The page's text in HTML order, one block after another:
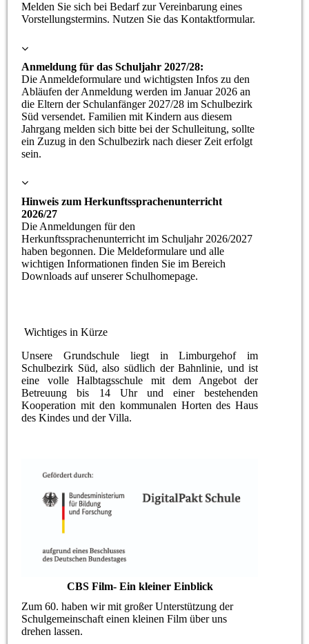
Melden Sie sich bei Bedarf zur Vereinbarung eines
Vorstellungstermins. Nutzen Sie das Kontaktformular.
Anmeldung für das Schuljahr 2027/28:
Die Anmeldeformulare und wichtigsten Infos zu den
Abläufen der Anmeldung werden im Januar 2026 an
die Eltern der Schulanfänger 2027/28 im Schulbezirk
Süd versendet. Familien mit Kindern aus diesem
Jahrgang melden sich bitte bei der Schulleitung, sollte
ein Zuzug in den Schulbezirk nach dieser Zeit erfolgt
sein.
Hinweis zum Herkunftssprachenunterricht
2026/27
Die Anmeldungen für den
Herkunftssprachenunterricht im Schuljahr 2026/2027
haben begonnen. Die Meldeformulare und alle
wichtigen Informationen finden Sie im Bereich
Downloads auf unserer Schulhomepage.
Wichtiges in Kürze
Unsere Grundschule liegt in Limburgehof im
Schulbezirk Süd, also südlich der Bahnlinie, und ist
eine volle Halbtagsschule mit dem Angebot der
Betreuung bis 14 Uhr und einer bestehenden
Kooperation mit den kommunalen Horten des Haus
des Kindes und der Villa.
CBS Film- Ein kleiner Einblick
Zum 60. haben wir mit großer Unterstützung der
Schulgemeinschaft einen kleinen Film über uns
drehen lassen.